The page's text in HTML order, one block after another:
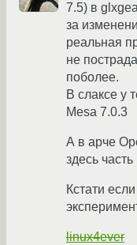
7.5) в
за
реальная
не
поболее.
В слаксе у
Mesa 7.0.3
А в арче
здесь
Кстати
linux4ever